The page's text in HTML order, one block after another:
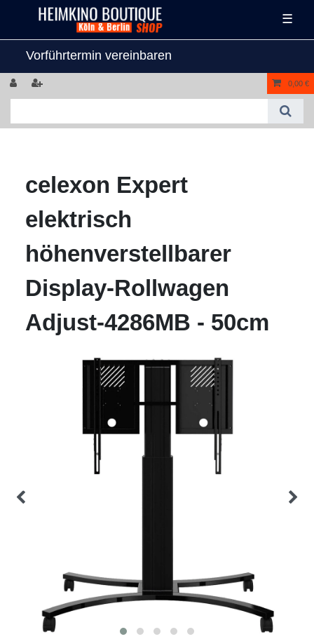
☰
Vorführtermin vereinbaren
0,00 €
celexon Expert
elektrisch
höhenverstellbarer
Display-Rollwagen
Adjust-4286MB - 50cm